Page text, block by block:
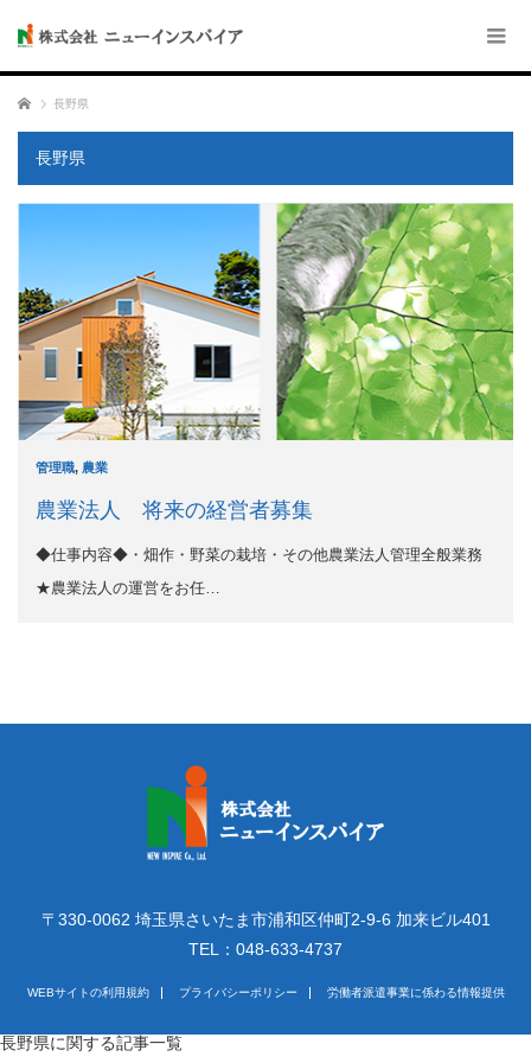
ホーム 長野県
長野県
管理職, 農業
農業法人 将来の経営者募集
◆仕事内容◆・畑作・野菜の栽培・その他農業法人管理全般業務
★農業法人の運営をお任…
〒330-0062 埼玉県さいたま市浦和区仲町2-9-6 加来ビル401
TEL：048-633-4737
WEBサイトの利用規約 プライバシーポリシー 労働者派遣事業に係わる情報提供
長野県に関する記事一覧